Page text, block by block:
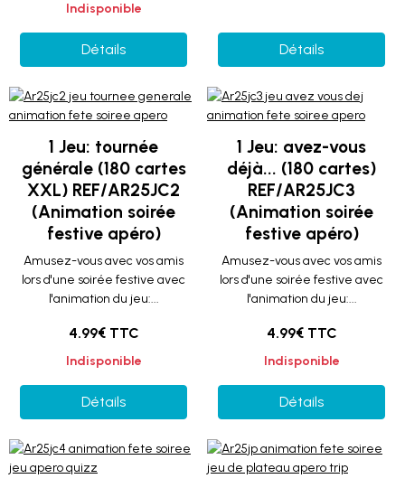
Indisponible
Détails Détails
1 Jeu: tournée
générale (180 cartes
XXL) REF/AR25JC2
(Animation soirée
festive apéro)
Amusez-vous avec vos amis
lors d'une soirée festive avec
l'animation du jeu:...
4.99€ TTC
Indisponible
Détails
1 Jeu: avez-vous
déjà... (180 cartes)
REF/AR25JC3
(Animation soirée
festive apéro)
Amusez-vous avec vos amis
lors d'une soirée festive avec
l'animation du jeu:...
4.99€ TTC
Indisponible
Détails